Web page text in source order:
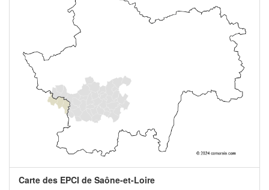
Carte des EPCI de Saône-et-Loire